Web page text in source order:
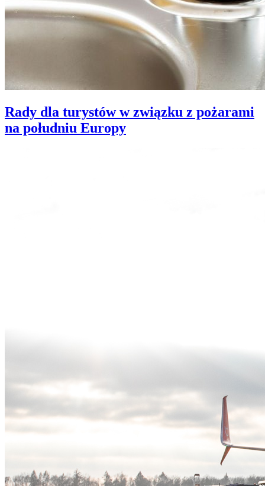
Rady dla turystów w związku z pożarami
na południu Europy